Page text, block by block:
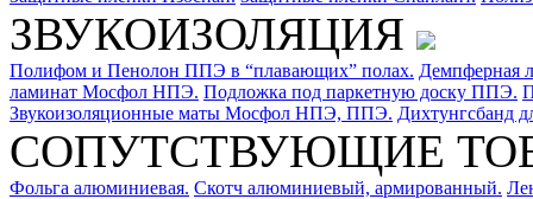
ЗВУКОИЗОЛЯЦИЯ
Полифом и Пенолон ППЭ в “плавающих” полах. Демпферная
ламинат Мосфол НПЭ. Подложка под паркетную доску ППЭ.
Звукоизоляционные маты Мосфол НПЭ, ППЭ. Дихтунгсбанд
СОПУТСТВУЮЩИЕ
Фольга алюминиевая. Скотч алюминиевый, армированный.